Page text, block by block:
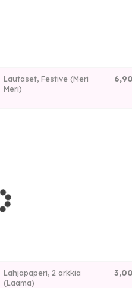
Lautaset, Festive (Meri
Meri)
6,90
Lahjapaperi, 2 arkkia
(Laama)
3,00